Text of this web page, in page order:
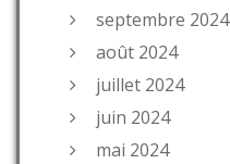
septembre 2024
août 2024
juillet 2024
juin 2024
mai 2024